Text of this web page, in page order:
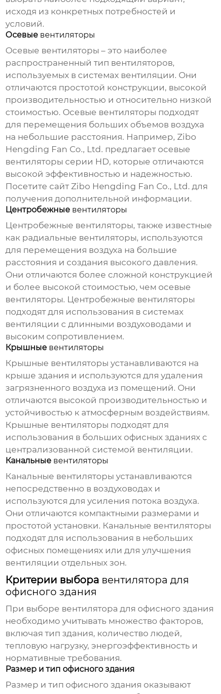
исходя из конкретных потребностей и
условий.
Осевые вентиляторы
Осевые вентиляторы – это наиболее
распространенный тип вентиляторов,
используемых в системах вентиляции. Они
отличаются простотой конструкции, высокой
производительностью и относительно низкой
стоимостью. Осевые вентиляторы подходят
для перемещения больших объемов воздуха
на небольшие расстояния. Например, Zibo
Hengding Fan Co., Ltd. предлагает осевые
вентиляторы серии HD, которые отличаются
высокой эффективностью и надежностью.
Посетите сайт Zibo Hengding Fan Co., Ltd. для
получения дополнительной информации.
Центробежные вентиляторы
Центробежные вентиляторы, также известные
как радиальные вентиляторы, используются
для перемещения воздуха на большие
расстояния и создания высокого давления.
Они отличаются более сложной конструкцией
и более высокой стоимостью, чем осевые
вентиляторы. Центробежные вентиляторы
подходят для использования в системах
вентиляции с длинными воздуховодами и
высоким сопротивлением.
Крышные вентиляторы
Крышные вентиляторы устанавливаются на
крыше здания и используются для удаления
загрязненного воздуха из помещений. Они
отличаются высокой производительностью и
устойчивостью к атмосферным воздействиям.
Крышные вентиляторы подходят для
использования в больших офисных зданиях с
централизованной системой вентиляции.
Канальные вентиляторы
Канальные вентиляторы устанавливаются
непосредственно в воздуховодах и
используются для усиления потока воздуха.
Они отличаются компактными размерами и
простотой установки. Канальные вентиляторы
подходят для использования в небольших
офисных помещениях или для улучшения
вентиляции отдельных зон.
Критерии выбора вентилятора для
офисного здания
При выборе вентилятора для офисного здания
необходимо учитывать множество факторов,
включая тип здания, количество людей,
тепловую нагрузку, энергоэффективность и
нормативные требования.
Размер и тип офисного здания
Размер и тип офисного здания оказывают